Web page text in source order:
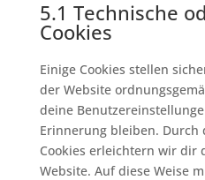
5.1 Technische
Cookies
Einige Cookies stellen
der Website
deine
Erinnerung bleiben. Durch
Cookies erleichtern wir dir
Website. Auf diese Weise